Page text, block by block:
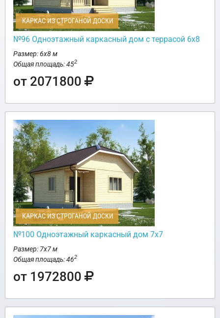
КАРКАС ИЗ СТРОГАНОЙ ДОСКИ
№96 Одноэтажный каркасный дом с террасой 6х8
Размер: 6х8 м
Общая площадь: 452
от 2071800
КАРКАС ИЗ СТРОГАНОЙ ДОСКИ
№100 Одноэтажный каркасный дом 7х7
Размер: 7х7 м
Общая площадь: 462
от 1972800